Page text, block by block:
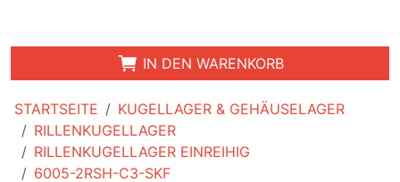
STARTSEITE
KUGELLAGER & GEHÄUSELAGER
RILLENKUGELLAGER
RILLENKUGELLAGER EINREIHIG
6005-2RSH-C3-SKF
IN DEN WARENKORB